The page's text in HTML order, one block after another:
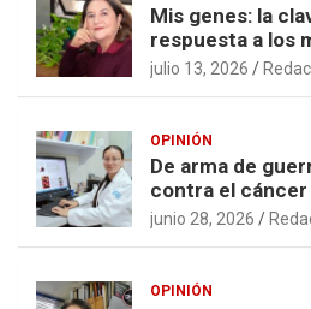
Mis genes: la
respuesta a los
julio 13, 2026
OPINIÓN
De arma de
contra el cáncer
junio 28, 2026
OPINIÓN